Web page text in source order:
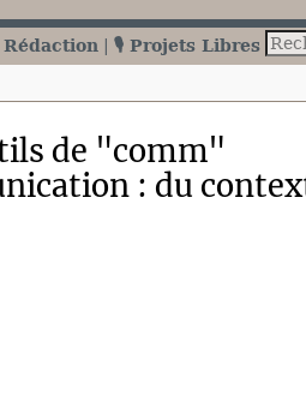
Rédaction 🎙️ Projets Libres
de "comm"
: du